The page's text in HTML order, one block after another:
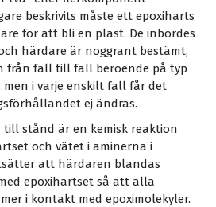
beskrivits måste ett epoxiharts
för att bli en plast. De inbördes
härdare är noggrant bestämt,
från fall till fall beroende på typ
i varje enskilt fall får det
ej ändras.
till stånd är en kemisk reaktion
och vätet i aminerna i
att härdaren blandas
epoxihartset så att alla
i kontakt med epoximolekyler.